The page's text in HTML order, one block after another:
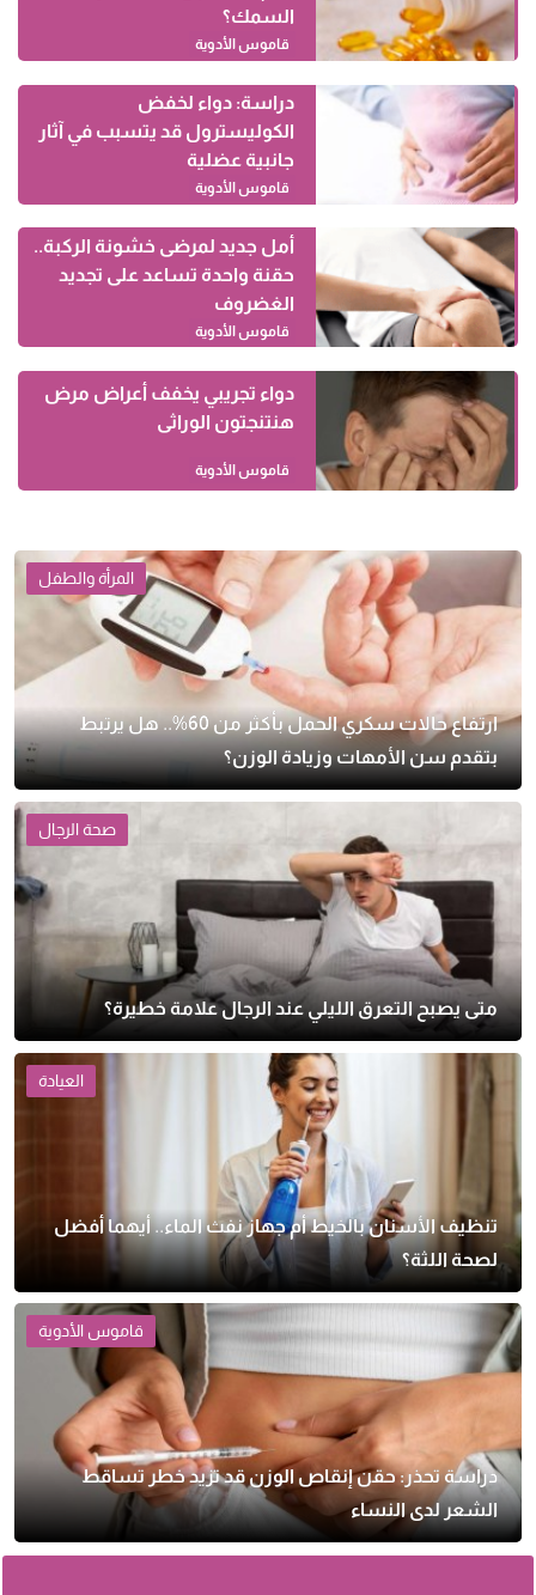
السمك؟
قاموس الأدوية
دراسة: دواء لخفض
الكوليسترول قد يتسبب في آثار
جانبية عضلية
قاموس الأدوية
أمل جديد لمرضى خشونة الركبة..
حقنة واحدة تساعد على تجديد
الغضروف
قاموس الأدوية
دواء تجريبي يخفف أعراض مرض
هنتنجتون الوراثى
قاموس الأدوية
المرأة والطفل
ارتفاع حالات سكري الحمل بأكثر من 60%.. هل يرتبط
بتقدم سن الأمهات وزيادة الوزن؟
صحة الرجال
متى يصبح التعرق الليلي عند الرجال علامة خطيرة؟
العيادة
تنظيف الأسنان بالخيط أم جهاز نفث الماء.. أيهما أفضل
لصحة اللثة؟
قاموس الأدوية
دراسة تحذر: حقن إنقاص الوزن قد تزيد خطر تساقط
الشعر لدى النساء